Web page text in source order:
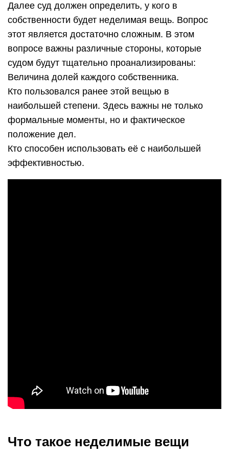
Далее суд должен определить, у кого в
собственности будет неделимая вещь. Вопрос
этот является достаточно сложным. В этом
вопросе важны различные стороны, которые
судом будут тщательно проанализированы:
Величина долей каждого собственника.
Кто пользовался ранее этой вещью в
наибольшей степени. Здесь важны не только
формальные моменты, но и фактическое
положение дел.
Кто способен использовать её с наибольшей
эффективностью.
Что такое неделимые вещи